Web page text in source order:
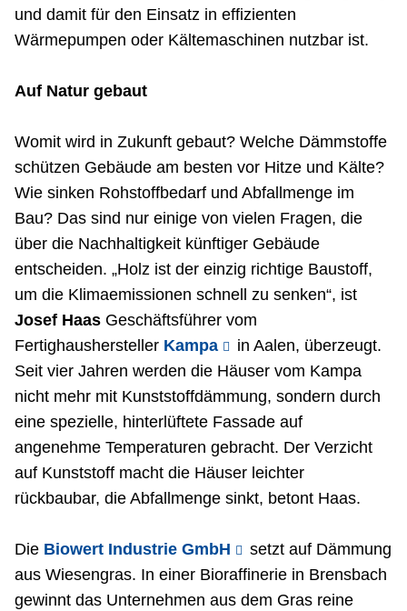
und damit für den Einsatz in effizienten
Wärmepumpen oder Kältemaschinen nutzbar ist.
Auf Natur gebaut
Womit wird in Zukunft gebaut? Welche Dämmstoffe
schützen Gebäude am besten vor Hitze und Kälte?
Wie sinken Rohstoffbedarf und Abfallmenge im
Bau? Das sind nur einige von vielen Fragen, die
über die Nachhaltigkeit künftiger Gebäude
entscheiden. „Holz ist der einzig richtige Baustoff,
um die Klimaemissionen schnell zu senken“, ist
Josef HaasGeschäftsführer vom
Fertighaushersteller Kampa
in Aalen, überzeugt.
Seit vier Jahren werden die Häuser vom Kampa
nicht mehr mit Kunststoffdämmung, sondern durch
eine spezielle, hinterlüftete Fassade auf
angenehme Temperaturen gebracht. Der Verzicht
auf Kunststoff macht die Häuser leichter
rückbaubar, die Abfallmenge sinkt, betont Haas.
Die Biowert Industrie GmbH
setzt auf Dämmung
aus Wiesengras. In einer Bioraffinerie in Brensbach
gewinnt das Unternehmen aus dem Gras reine